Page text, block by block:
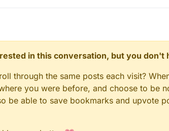
in this conversation, but you don't
through the same posts each visit?
you were before, and choose to be
be able to save bookmarks and upvote